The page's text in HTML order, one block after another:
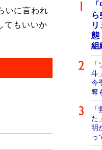
いに言われ
てもいいか
態
組
斗
今
奪
た
明
っ